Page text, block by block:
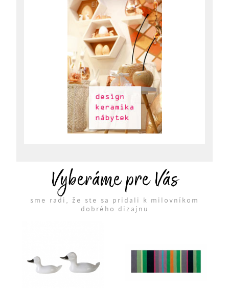
Vyberáme pre Vás
sme radi, že ste sa pridali k milovníkom
dobrého dizajnu